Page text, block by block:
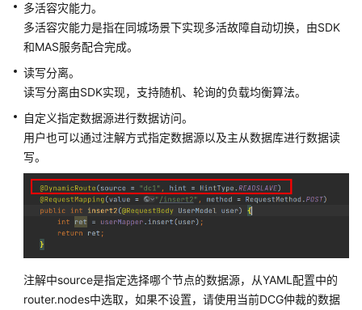
用
户
指
南
最
佳
实
践
开
指
南
多活容灾能力。
多活容灾能力是指在同城场景下实现多活故障自动切换，由SDK
和MAS服务配合完成。
读写分离。
读写分离由SDK实现，支持随机、轮询的负载均衡算法。
自定义指定数据源进行数据访问。
用户也可以通过注解方式指定数据源以及主从数据库进行数据读
写。
注解中source是指定选择哪个节点的数据源，从YAML配置中的
router.nodes中选取，如果不设置，请使用当前DCG仲裁的数据